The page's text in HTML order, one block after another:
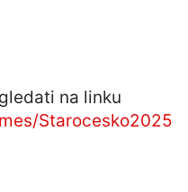
na linku
Starocesko2025